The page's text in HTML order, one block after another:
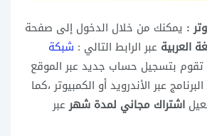
يمكنك من خلال الدخول إلى صفحة
العربية عبر الرابط التالي : شبكة
تقوم بتسجيل حساب جديد عبر الموقع
عبر الأندرويد أو الكمبيوتر ،كما
اشتراك مجاني لمدة شهرعبر